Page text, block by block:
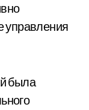
управления
была